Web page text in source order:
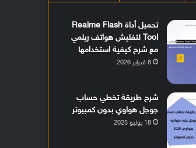
تحميل أداة Realme Flash
Tool لتفليش هواتف ريلمي
مع شرح كيفية استخدامها
8 فبراير 2026
شرح طريقة تخطي حساب
جوجل هواوي بدون كمبيوتر
18 يوليو 2025